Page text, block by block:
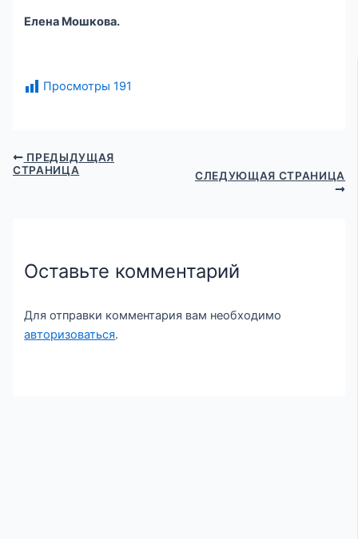
Елена Мошкова.
Просмотры 191
ПРЕДЫДУЩАЯ
СТРАНИЦА
СЛЕДУЮЩАЯ СТРАНИЦА
Оставьте комментарий
Для отправки комментария вам необходимо
авторизоваться.